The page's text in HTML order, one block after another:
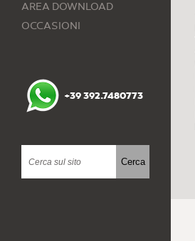
AREA DOWNLOAD
OCCASIONI
+39 392.7480773